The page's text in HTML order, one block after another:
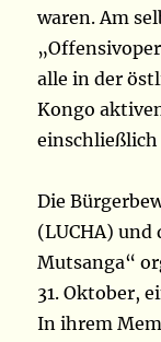
waren. Am
alle in der
Kongo
einschließlich
Die
(LUCHA) und
Mutsanga“
31. Oktober,
In ihrem